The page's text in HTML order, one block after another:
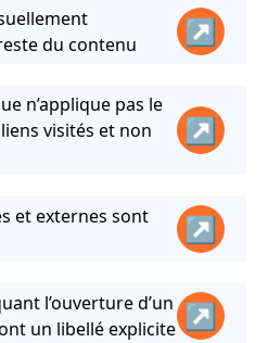
du contenu
↗
n’applique pas le
visités et non
↗
et externes sont
↗
l’ouverture d’un
un libellé explicite ↗